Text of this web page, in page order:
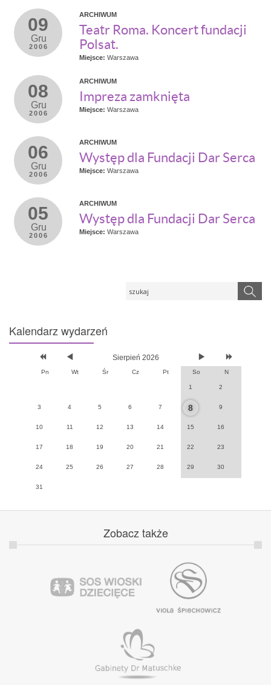
09
Gru
2006
ARCHIWUM
Teatr Roma. Koncert fundacji
Polsat.
Miejsce: Warszawa
08
Gru
2006
ARCHIWUM
Impreza zamknięta
Miejsce: Warszawa
06
Gru
2006
ARCHIWUM
Występ dla Fundacji Dar Serca
Miejsce: Warszawa
05
Gru
2006
ARCHIWUM
Występ dla Fundacji Dar Serca
Miejsce: Warszawa
Kalendarz wydarzeń
Sierpień 2026
Pn Wt Śr Cz Pt So N
1 2
3 4 5 6 7 8 9
10 11 12 13 14 15 16
17 18 19 20 21 22 23
24 25 26 27 28 29 30
31
Zobacz także